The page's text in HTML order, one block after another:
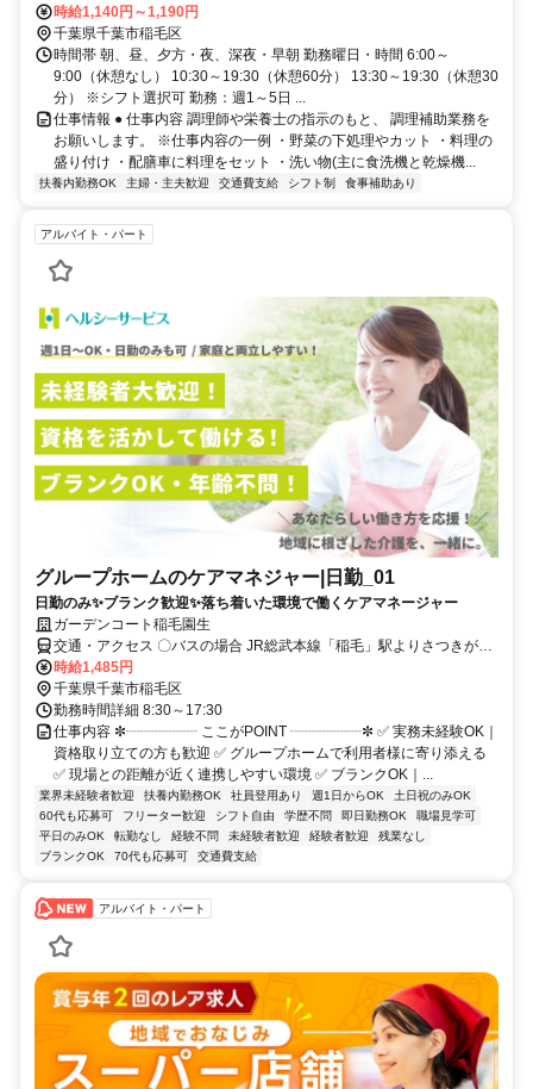
時給1,140円～1,190円
千葉県千葉市稲毛区
時間帯 朝、昼、夕方・夜、深夜・早朝 勤務曜日・時間 6:00～
9:00（休憩なし） 10:30～19:30（休憩60分） 13:30～19:30（休憩30
分） ※シフト選択可 勤務：週1～5日 ...
仕事情報 ● 仕事内容 調理師や栄養士の指示のもと、 調理補助業務を
お願いします。 ※仕事内容の一例 ・野菜の下処理やカット ・料理の
盛り付け ・配膳車に料理をセット ・洗い物(主に食洗機と乾燥機...
扶養内勤務OK 主婦・主夫歓迎 交通費支給 シフト制 食事補助あり
アルバイト・パート
グループホームのケアマネジャー|日勤_01
日勤のみ✨ブランク歓迎✨落ち着いた環境で働くケアマネージャー
ガーデンコート稲毛園生
交通・アクセス 〇バスの場合 JR総武本線「稲毛」駅よりさつきが丘
団地行きバスに乗車、「園生」バス停下車、徒歩5分 〇徒歩の場合 千
葉都市モノレール「穴川」駅下車 徒歩10分 〇車通勤可・バイク通勤
可(駐車場完備) ※営業所によって異なります。気になる際は遠慮なく
ご連絡ください。
時給1,485円
千葉県千葉市稲毛区
勤務時間詳細 8:30～17:30
仕事内容 ✼┈┈┈┈┈ ここがPOINT ┈┈┈┈┈✼ ✅ 実務未経験OK｜
資格取り立ての方も歓迎 ✅ グループホームで利用者様に寄り添える
✅ 現場との距離が近く連携しやすい環境 ✅ ブランクOK｜...
業界未経験者歓迎 扶養内勤務OK 社員登用あり 週1日からOK
土日祝のみOK
60代も応募可
フリーター歓迎 シフト自由 学歴不問 即日勤務OK
職場見学可
平日のみOK
転勤なし 経験不問 未経験者歓迎 経験者歓迎
残業なし
ブランクOK
70代も応募可 交通費支給
アルバイト・パート